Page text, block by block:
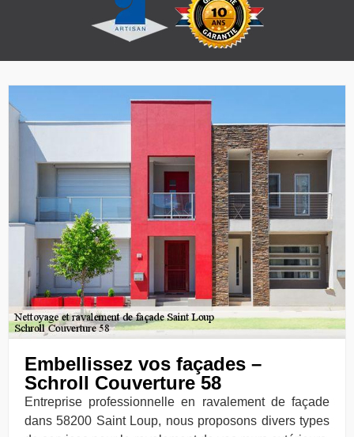
Embellissez vos façades –
Schroll Couverture 58
Entreprise professionnelle en ravalement de façade
dans 58200 Saint Loup, nous proposons divers types